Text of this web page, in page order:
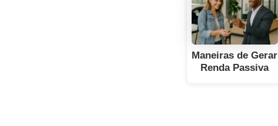
Maneiras de Gerar
Renda Passiva